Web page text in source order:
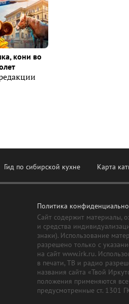
кони во
Гид по сибирской кухне Карта
Политика
Сайт содержит материалы,
и средства
знаки). Использование
разрешено только с
на сайт www.irk.ru.
в печати, ТВ и радио
названия сайта «Твой
положения применяются
предусмотренные ст. 1301